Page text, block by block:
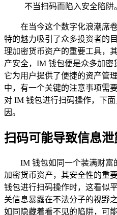
不当扫码而陷入安全陷阱
在当今这个数字化浪潮席
特的魅力吸引了众多投资者的
理加密货币资产的重要工具，
产安全，IM 钱包便是众多加密
它为用户提供了便捷的资产管
中，有一个关键的注意事项需
对 IM 钱包进行扫码操作，下
因。
扫码可能导致信息泄
IM 钱包如同一个装满财富
加密货币资产，其安全性的重
钱包进行扫码操作时，这看似
关信息暴露在不法分子的视野
如同隐藏着看不见的陷阱，可